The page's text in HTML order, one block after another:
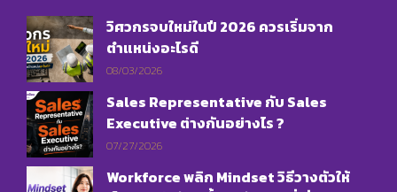
วิศวกรจบใหม่ในปี 2026 ควรเริ่มจาก
ตำแหน่งอะไรดี
08/03/2026
Sales Representative กับ Sales
Executive ต่างกันอย่างไร ?
07/27/2026
Workforce พลิก Mindset วิธีวางตัวให้